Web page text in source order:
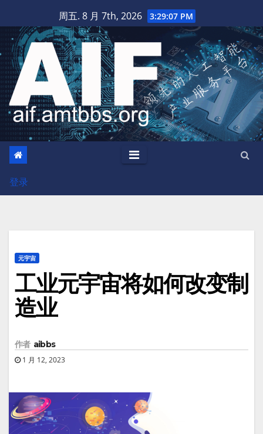
至
内
容
周五. 8 月 7th, 2026 3:29:08 PM
登录
元宇宙
工业元宇宙将如何改变制
造业
作者 aibbs
1 月 12, 2023